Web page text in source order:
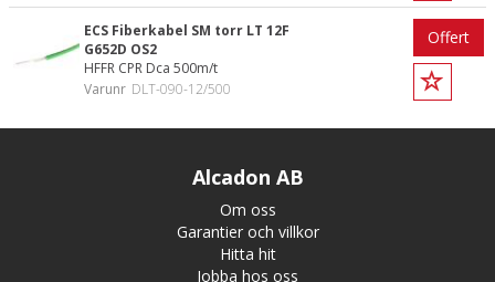
ECS Fiberkabel SM torr LT 12F
G652D OS2
HFFR CPR Dca 500m/t
Varunr DLT-090-12/500
Offert
Alcadon AB
Om oss
Garantier och villkor
Hitta hit
Jobba hos oss